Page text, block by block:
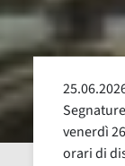
venerdì
orari di